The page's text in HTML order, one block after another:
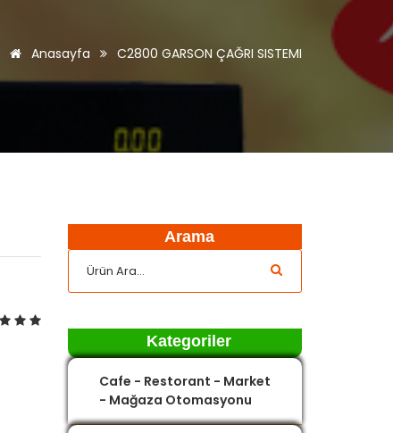
Anasayfa C2800 GARSON ÇAĞRI SISTEMI
Arama
Kategoriler
Cafe - Restorant - Market
- Mağaza Otomasyonu